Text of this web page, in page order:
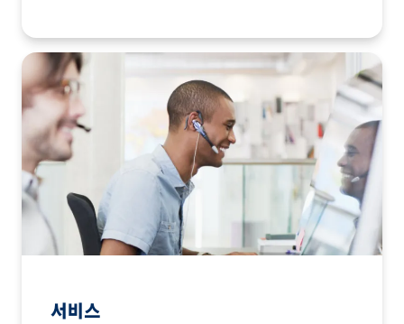
서비스